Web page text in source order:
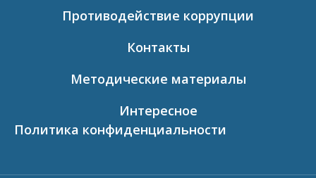
Противодействие коррупции
Контакты
Методические материалы
Интересное
Политика конфиденциальности